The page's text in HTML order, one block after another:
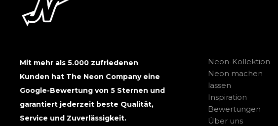
Mit mehr als 5.000 zufriedenen
Kunden hat The Neon Company eine
Google-Bewertung von 5 Sternen und
garantiert jederzeit beste Qualität,
Service und Zuverlässigkeit.
Neon-Kollektion
Neon machen
lassen
Inspiration
Bewertungen
Über uns